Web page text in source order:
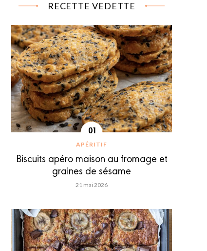
RECETTE VEDETTE
APÉRITIF
Biscuits apéro maison au fromage et
graines de sésame
21 mai 2026